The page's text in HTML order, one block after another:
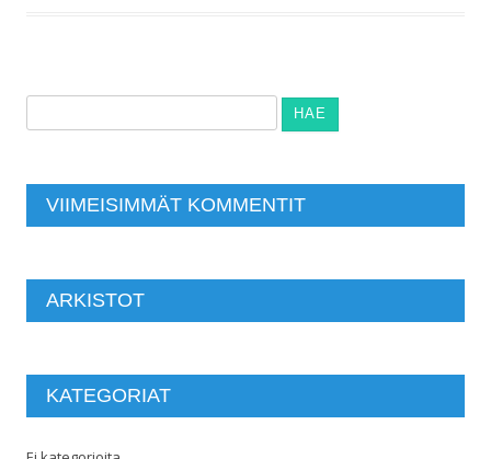
VIIMEISIMMÄT KOMMENTIT
ARKISTOT
KATEGORIAT